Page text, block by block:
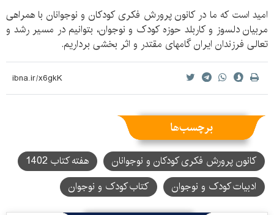
امید است که ما در کانون پرورش فکری کودکان و نوجوانان با همراهی
مربیان دلسوز و کاربلد حوزه کودک و نوجوان، بتوانیم در مسیر رشد و
تعالی فرزندان ایران گامهای مقتدر و اثر بخشی برداریم.
برچسب‌ها
کانون پرورش فکری کودکان و نوجوانان
هفته کتاب 1402
ادبیات کودک و نوجوان
کتاب کودک و نوجوان